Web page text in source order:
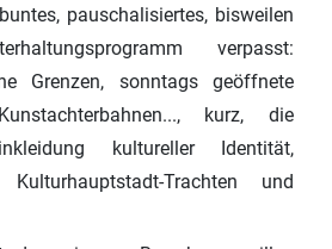
pauschalisiertes, bisweilen
verpasst:
Grenzen, sonntags geöffnete
kurz, die
kultureller Identität,
Kulturhauptstadt-Trachten und